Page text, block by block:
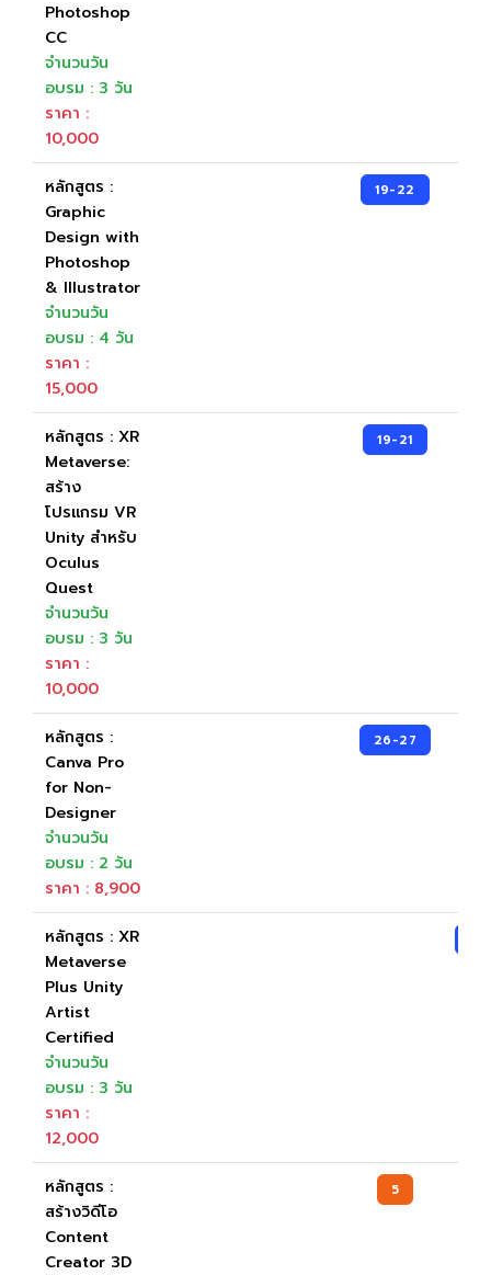
Photoshop
CC
จำนวนวัน
อบรม : 3 วัน
ราคา :
10,000
หลักสูตร :
Graphic
Design with
Photoshop
& Illustrator
จำนวนวัน
อบรม : 4 วัน
ราคา :
15,000
19-22
หลักสูตร : XR
Metaverse:
สร้าง
โปรแกรม VR
Unity สำหรับ
Oculus
Quest
จำนวนวัน
อบรม : 3 วัน
ราคา :
10,000
19-21
หลักสูตร :
Canva Pro
for Non-
Designer
จำนวนวัน
อบรม : 2 วัน
ราคา : 8,900
26-27
หลักสูตร : XR
Metaverse
Plus Unity
Artist
Certified
จำนวนวัน
อบรม : 3 วัน
ราคา :
12,000
หลักสูตร :
สร้างวิดีโอ
Content
Creator 3D
5